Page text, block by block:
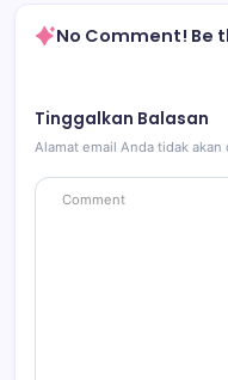
No Comment! Be
Tinggalkan Balasan
Alamat email Anda tidak akan